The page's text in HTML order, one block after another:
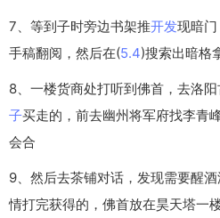
7、等到子时旁边书架推开发现暗
手稿翻阅，然后在(5.4)搜索出暗格
8、一楼货商处打听到佛首，去洛
子买走的，前去幽州将军府找李青
会合
9、然后去茶铺对话，发现需要醒
情打完获得的，佛首放在昊天塔一